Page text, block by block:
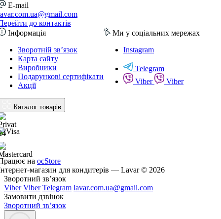
E-mail
до контактів
Інформація
Зворотній зв’язок
Карта сайту
Виробники
Подарункові сертифікати
Акції
Каталог товарів
Ми у соціальних мережах
Instagram
Telegram
Viber
Viber
на ocStore
магазин для кондитерів — Lavar © 2026
Зворотний зв’язок
Viber Viber Telegram lavar.com.ua@gmail.com
Замовити дзвінок
Зворотний зв’язок